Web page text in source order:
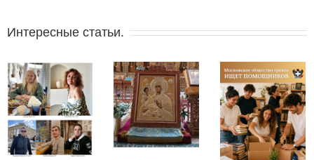
Интересные статьи.